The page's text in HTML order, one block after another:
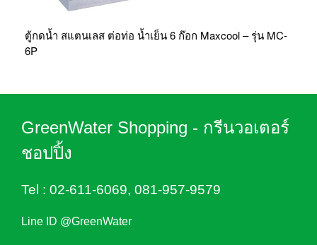
ตู้กดน้ำ สแตนเลส ต่อท่อ น้ำเย็น 6 ก๊อก Maxcool – รุ่น MC-
6P
GreenWater Shopping - กรีนวอเตอร์
ชอปปิ้ง
Tel : 02-611-6069, 081-957-9579
Line ID @GreenWater